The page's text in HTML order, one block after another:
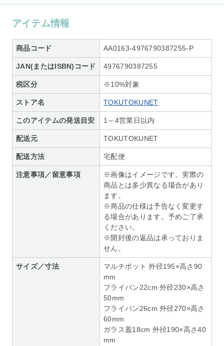
アイテム情報
商品コード AA0163-4976790387255-P
JAN(またはISBN)コード 4976790387255
税区分 ※10%対象
ストア名 TOKUTOKUNET
このアイテムの発送目安 1～4営業日以内
配送元 TOKUTOKUNET
配送方法 宅配便
注意事項／留意事項
※画像はイメージです。実際の
商品とは多少異なる場合があり
ます。
※商品の仕様は予告なく変更す
る場合があります。予めご了承
ください。
※開封後の返品は承っておりま
せん。
サイズ／寸法
マルチポット 外径195×高さ90
mm
フライパン22cm 外径230×高さ
50mm
フライパン26cm 外径270×高さ
60mm
ガラス蓋18cm 外径190×高さ40
mm